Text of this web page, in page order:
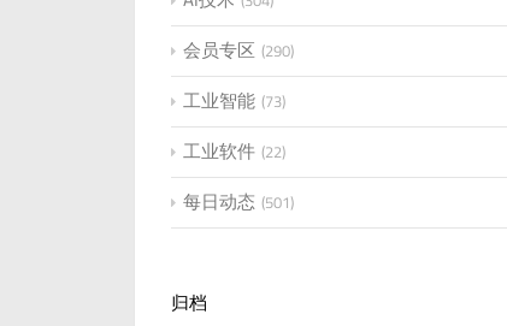
会员专区 290
工业智能 73
工业软件 22
每日动态 501
归档